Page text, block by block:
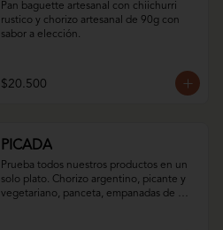
Pan baguette artesanal con chiichurri
rustico y chorizo artesanal de 90g con
sabor a elección.
$20.500
PICADA
Prueba todos nuestros productos en un
solo plato. Chorizo argentino, picante y
vegetariano, panceta, empanadas de